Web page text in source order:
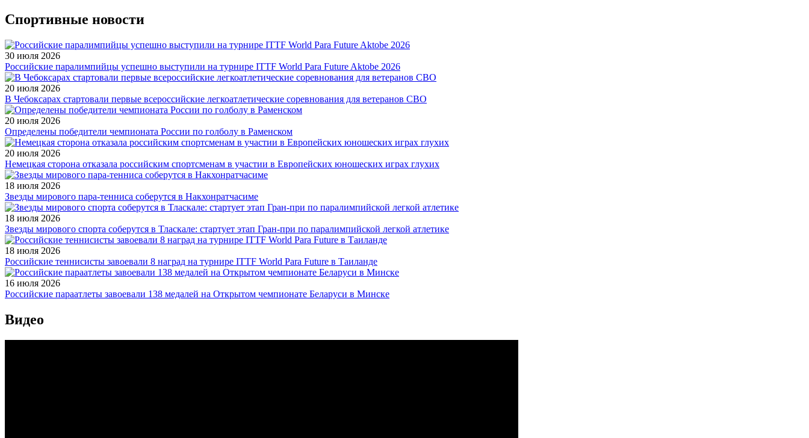
Спортивные новости
30 июля 2026
Российские паралимпийцы успешно выступили на турнире ITTF World Para Future Aktobe 2026
20 июля 2026
В Чебоксарах стартовали первые всероссийские легкоатлетические соревнования для ветеранов СВО
20 июля 2026
Определены победители чемпионата России по голболу в Раменском
20 июля 2026
Немецкая сторона отказала российским спортсменам в участии в Европейских юношеских играх глухих
18 июля 2026
Звезды мирового пара-тенниса соберутся в Накхонратчасиме
18 июля 2026
Звезды мирового спорта соберутся в Тласкале: стартует этап Гран-при по паралимпийской легкой атлетике
18 июля 2026
Российские теннисисты завоевали 8 наград на турнире ITTF World Para Future в Таиланде
16 июля 2026
Российские параатлеты завоевали 138 медалей на Открытом чемпионате Беларуси в Минске
Видео